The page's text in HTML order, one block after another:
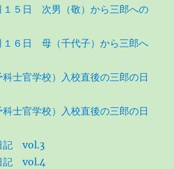
１５日 次男（敬）から三郎への
１６日 母（千代子）から三郎へ
士官学校）入校直後の三郎の日
士官学校）入校直後の三郎の日
記 vol.3
記 vol.4